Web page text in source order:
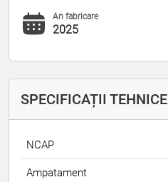
An fabricare
2025
SPECIFICAȚII TEHNICE
NCAP
Ampatament